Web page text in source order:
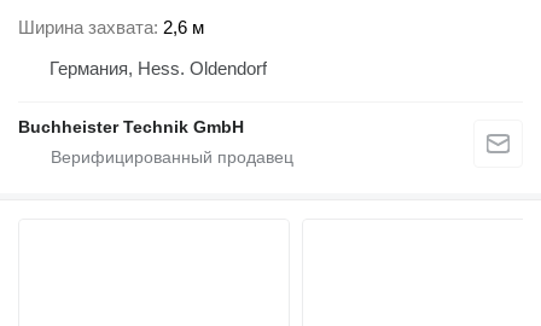
Ширина захвата 2,6 м
Германия, Hess. Oldendorf
Buchheister Technik GmbH